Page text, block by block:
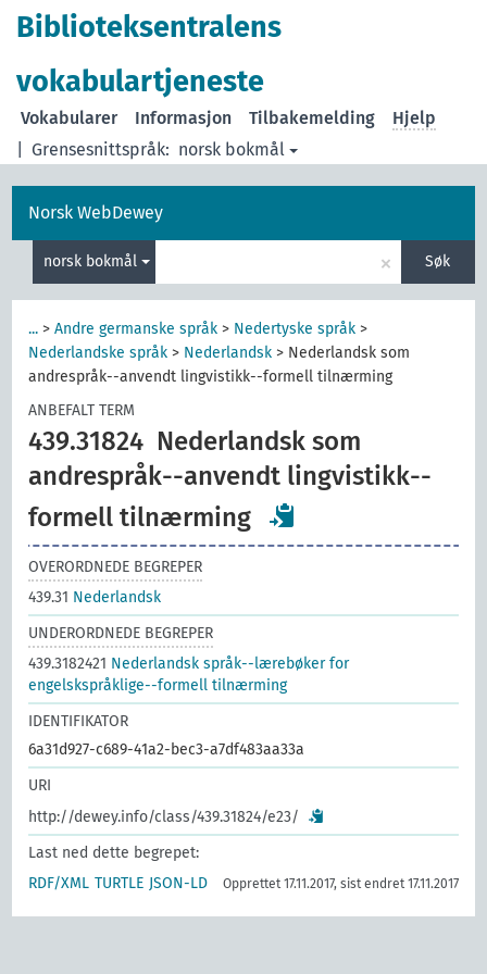
Biblioteksentralens
vokabulartjeneste
Grensesnittspråk: norsk bokmål
Vokabularer Informasjon Tilbakemelding Hjelp
Norsk WebDewey
norsk bokmål × Søk
... >Andre germanske språk > Nedertyske språk >
Nederlandske språk > Nederlandsk > Nederlandsk som
andrespråk--anvendt lingvistikk--formell tilnærming
ANBEFALT TERM
439.31824 Nederlandsk som
andrespråk--anvendt lingvistikk--
formell tilnærming
OVERORDNEDE BEGREPER
439.31 Nederlandsk
UNDERORDNEDE BEGREPER
439.3182421 Nederlandsk språk--lærebøker for
engelskspråklige--formell tilnærming
IDENTIFIKATOR
6a31d927-c689-41a2-bec3-a7df483aa33a
URI
http://dewey.info/class/439.31824/e23/
Last ned dette begrepet:
RDF/XML TURTLE JSON-LD Opprettet 17.11.2017, sist endret 17.11.2017